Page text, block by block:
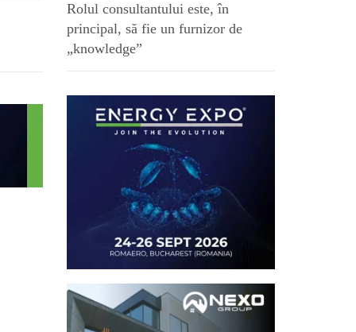
Rolul consultantului este, în
principal, să fie un furnizor de
„knowledge”